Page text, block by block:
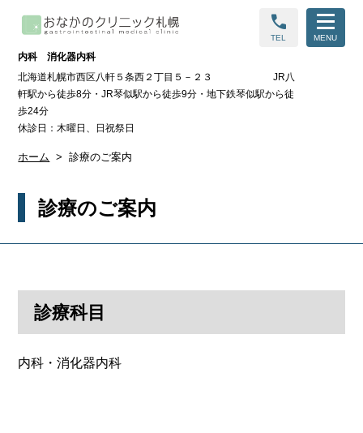
内科 消化器内科
call
TEL MENU
北海道札幌市西区八軒５条西２丁目５－２３ JR八
軒駅から徒歩8分・JR琴似駅から徒歩9分・地下鉄琴似駅から徒
歩24分
休診日：木曜日、日祝祭日
ホーム 診療のご案内
診療のご案内
診療科目
​内科・消化器内科